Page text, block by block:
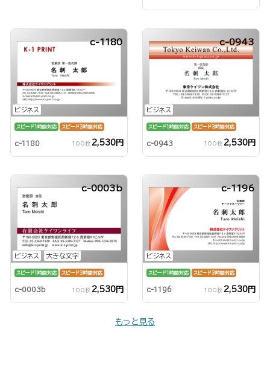
ビジネス
c-1180
スピード1時間対応 スピード3時間対応
c-1180 100枚 2,530円
ビジネス
c-0943
スピード1時間対応 スピード3時間対応
c-0943 100枚 2,530円
ビジネス 大きな文字
c-0003b
スピード1時間対応 スピード3時間対応
c-0003b 100枚 2,530円
ビジネス
c-1196
スピード1時間対応 スピード3時間対応
c-1196 100枚 2,530円
もっと見る